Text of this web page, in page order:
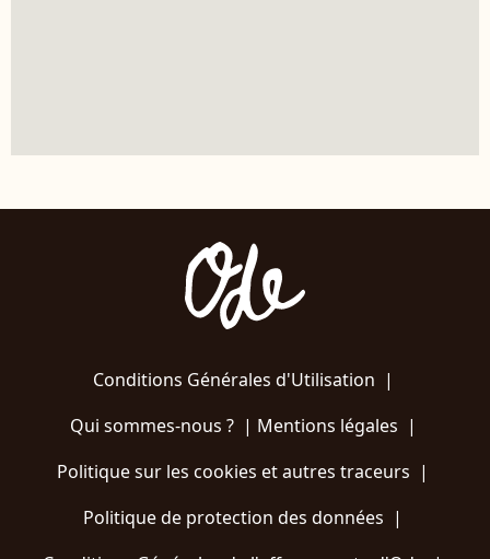
Conditions Générales d'Utilisation |
Qui sommes-nous ?| Mentions légales |
Politique sur les cookies et autres traceurs |
Politique de protection des données |